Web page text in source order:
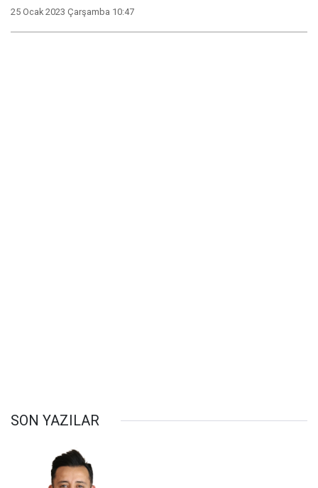
25 Ocak 2023 Çarşamba 10:47
SON YAZILAR